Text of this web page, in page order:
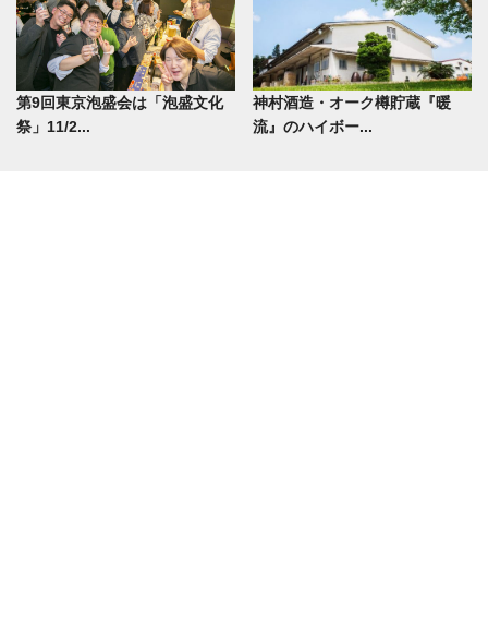
第9回東京泡盛会は「泡盛文化
祭」11/2...
神村酒造・オーク樽貯蔵『暖
流』のハイボー...